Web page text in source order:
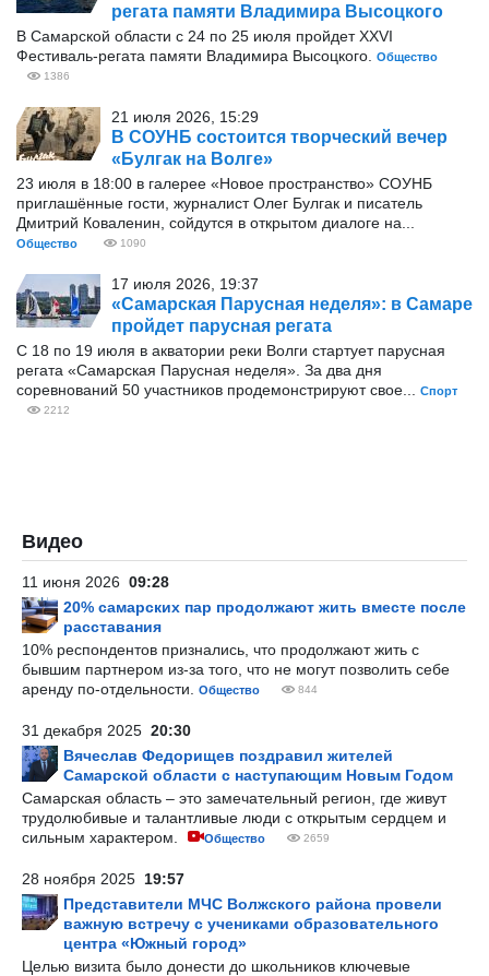
регата памяти Владимира Высоцкого
В Самарской области с 24 по 25 июля пройдет XXVI
Фестиваль-регата памяти Владимира Высоцкого.
Общество
1386
21 июля 2026, 15:29
В СОУНБ состоится творческий вечер
«Булгак на Волге»
23 июля в 18:00 в галерее «Новое пространство» СОУНБ
приглашённые гости, журналист Олег Булгак и писатель
Дмитрий Коваленин, сойдутся в открытом диалоге на...
Общество 1090
17 июля 2026, 19:37
«Самарская Парусная неделя»: в Самаре
пройдет парусная регата
С 18 по 19 июля в акватории реки Волги стартует парусная
регата «Самарская Парусная неделя». За два дня
соревнований 50 участников продемонстрируют свое...
Спорт
2212
Видео
11 июня 2026 09:28
20% самарских пар продолжают жить вместе после
расставания
10% респондентов признались, что продолжают жить с
бывшим партнером из-за того, что не могут позволить себе
аренду по-отдельности.
Общество 844
31 декабря 2025 20:30
Вячеслав Федорищев поздравил жителей
Самарской области с наступающим Новым Годом
Самарская область – это замечательный регион, где живут
трудолюбивые и талантливые люди с открытым сердцем и
сильным характером.
Общество 2659
28 ноября 2025 19:57
Представители МЧС Волжского района провели
важную встречу с учениками образовательного
центра «Южный город»
Целью визита было донести до школьников ключевые